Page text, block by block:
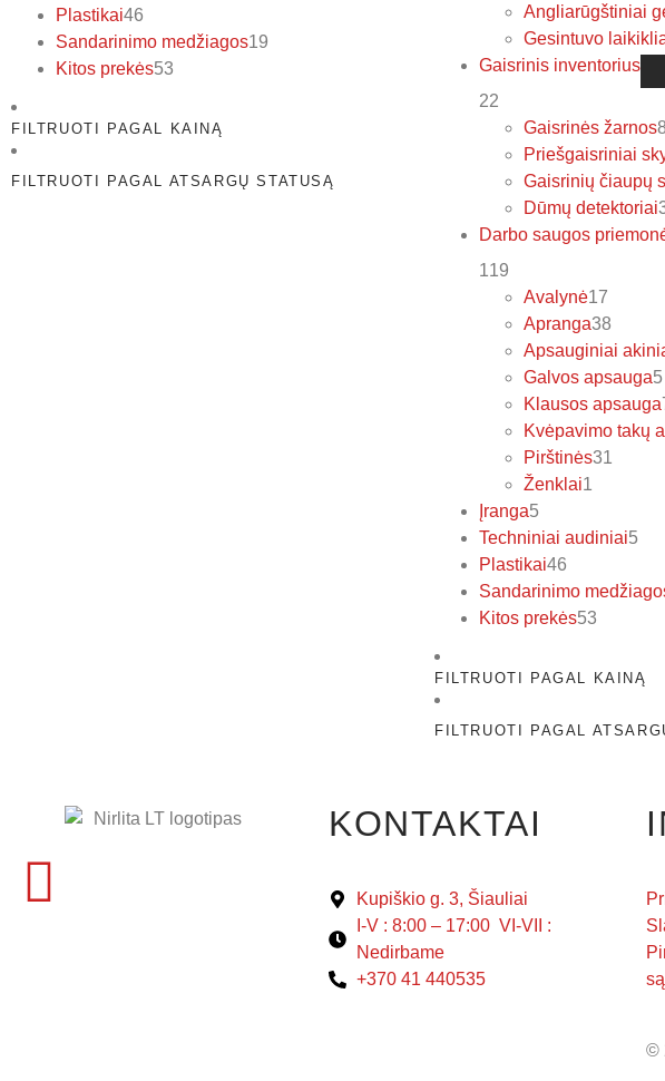
Plastikai46
Sandarinimo medžiagos19
Kitos prekės53
FILTRUOTI PAGAL KAINĄ
FILTRUOTI PAGAL ATSARGŲ STATUSĄ
Angliarūgštiniai
Gesintuvo
Gaisrinis inventorius
22
Gaisrinės žarnos8
Priešgaisriniai
Gaisrinių čiaupų
Dūmų detektoriai
Darbo saugos
119
Avalynė17
Apranga38
Apsauginiai
Galvos apsauga5
Klausos apsauga
Kvėpavimo takų
Pirštinės31
Ženklai1
Įranga5
Techniniai audiniai5
Plastikai46
Sandarinimo
Kitos prekės53
FILTRUOTI PAGAL KAINĄ
FILTRUOTI PAGAL
KONTAKTAI
Kupiškio g. 3, Šiauliai
I-V : 8:00 – 17:00 VI-VII :
Nedirbame
+370 41 440535
©